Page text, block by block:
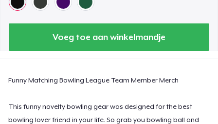
Voeg toe aan winkelmandje
Funny Matching Bowling League Team Member Merch
This funny novelty bowling gear was designed for the best
bowling lover friend in your life. So grab you bowling ball and
US$ 24,99